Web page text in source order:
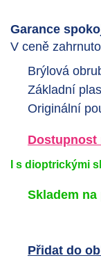
Garance
V ceně
Brýlová
Základní
Originální
Dostupnost
I s dioptrickými
Skladem
Přidat do